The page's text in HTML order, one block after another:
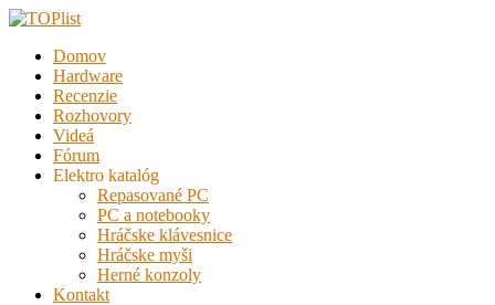
Domov
Hardware
Recenzie
Rozhovory
Videá
Fórum
Elektro katalóg
Repasované PC
PC a notebooky
Hráčske klávesnice
Hráčske myši
Herné konzoly
Kontakt